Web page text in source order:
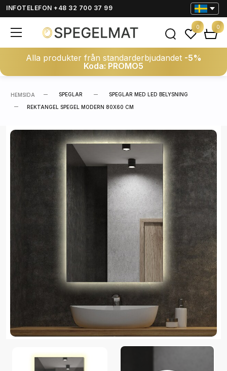
INFOTELEFON +48 32 700 37 99
Alla produkter från standarderbjudandet -5%
Koda: PROMO5
0 0
HEMSIDA SPEGLAR SPEGLAR MED LED BELYSNING
REKTANGEL SPEGEL MODERN 80X60 CM